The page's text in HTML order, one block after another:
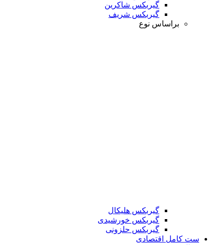
گیربکس شاکرین
گیربکس شریف
براساس نوع
گیربکس هلیکال
گیربکس خورشیدی
گیربکس حلزونی
ست کامل اقتصادی